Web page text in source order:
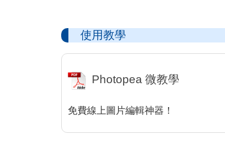
使用教學
Photopea 微教學
免費線上圖片編輯神器！